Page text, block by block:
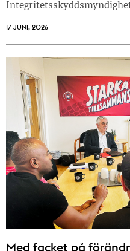
17 JUNI, 2026
Med facket på